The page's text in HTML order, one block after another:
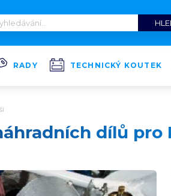
RADY TECHNICKÝ KOUTEK
dílů pro